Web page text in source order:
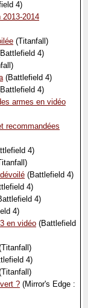
4)
2014
(Titanfall)
4)
(Battlefield 4)
4)
armes en vidéo
recommandées
4)
(Battlefield 4)
4)
4)
4)
en vidéo (Battlefield
4)
? (Mirror's Edge :